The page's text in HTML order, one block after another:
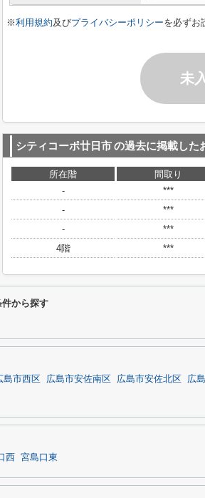
※利用規約及びプライバシーポリシーを必ずお
未
シティコーポ廿日市の過去に掲載した
所在階 間取り
-
***
-
***
-
***
4階
***
から探す
島市西区 広島市安佐南区 広島市安佐北区 広
西 宮島口東